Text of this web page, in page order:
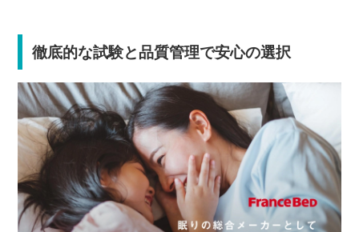
徹底的な試験と品質管理で安心の選択